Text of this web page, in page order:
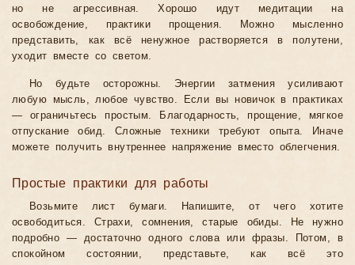
но не агрессивная. Хорошо идут медитации на
освобождение, практики прощения. Можно мысленно
представить, как всё ненужное растворяется в полутени,
уходит вместе со светом.
Но будьте осторожны. Энергии затмения усиливают
любую мысль, любое чувство. Если вы новичок в практиках
— ограничьтесь простым. Благодарность, прощение, мягкое
отпускание обид. Сложные техники требуют опыта. Иначе
можете получить внутреннее напряжение вместо облегчения.
Простые практики для работы
Возьмите лист бумаги. Напишите, от чего хотите
освободиться. Страхи, сомнения, старые обиды. Не нужно
подробно — достаточно одного слова или фразы. Потом, в
спокойном состоянии, представьте, как всё это